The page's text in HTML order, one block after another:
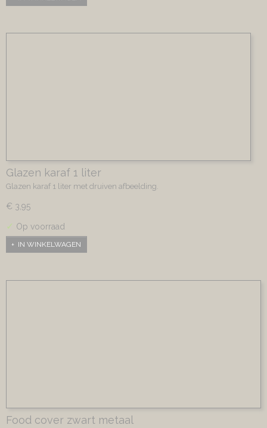
Glazen karaf 1 liter
Glazen karaf 1 liter met druiven afbeelding.
€ 3,95
✓ Op voorraad
IN WINKELWAGEN
Food cover zwart metaal